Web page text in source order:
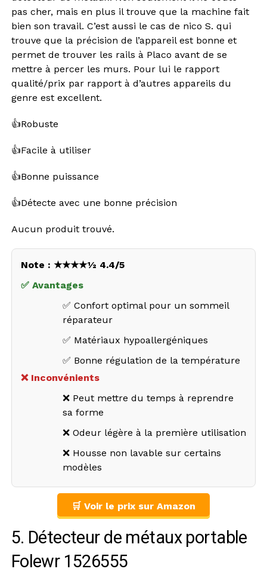
pas cher, mais en plus il trouve que la machine fait
bien son travail. C’est aussi le cas de nico S. qui
trouve que la précision de l’appareil est bonne et
permet de trouver les rails à Placo avant de se
mettre à percer les murs. Pour lui le rapport
qualité/prix par rapport à d’autres appareils du
genre est excellent.
👍Robuste
👍Facile à utiliser
👍Bonne puissance
👍Détecte avec une bonne précision
Aucun produit trouvé.
Note : ★★★★½ 4.4/5
✅ Avantages
✅ Confort optimal pour un sommeil
réparateur
✅ Matériaux hypoallergéniques
✅ Bonne régulation de la température
❌ Inconvénients
❌ Peut mettre du temps à reprendre
sa forme
❌ Odeur légère à la première utilisation
❌ Housse non lavable sur certains
modèles
🛒 Voir le prix sur Amazon
5. Détecteur de métaux portable
Folewr 1526555